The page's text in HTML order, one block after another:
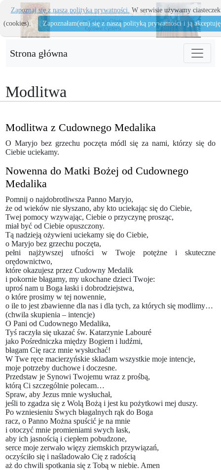
Strona główna
Modlitwa
Modlitwa z Cudownego Medalika
O Maryjo bez grzechu poczęta módl się za nami, którzy się do
Ciebie uciekamy.
Nowenna do Matki Bożej od Cudownego
Medalika
Pomnij o najdobrotliwsza Panno Maryjo,
że od wieków nie słyszano, aby kto uciekając się do Ciebie,
Twej pomocy wzywając, Ciebie o przyczynę prosząc,
miał być od Ciebie opuszczony.
Tą nadzieją ożywieni uciekamy się do Ciebie,
o Maryjo bez grzechu poczęta,
pełni najżywszej ufności w Twoje potężne i skuteczne
orędownictwo,
które okazujesz przez Cudowny Medalik
i pokornie błagamy, my ukochane dzieci Twoje:
uproś nam u Boga łaski i dobrodziejstwa,
o które prosimy w tej nowennie,
o ile to jest zbawienne dla nas i dla tych, za których się modlimy…
(chwila skupienia – intencje)
O Pani od Cudownego Medalika,
Tyś raczyła się ukazać św. Katarzynie Labouré
jako Pośredniczka między Bogiem i ludźmi,
błagam Cię racz mnie wysłuchać!
W Twe ręce macierzyńskie składam wszystkie moje intencje,
moje potrzeby duchowe i doczesne.
Przedstaw je Synowi Twojemu wraz z prośbą,
którą Ci szczególnie polecam…
Spraw, aby Jezus mnie wysłuchał,
jeśli to zgadza się z Wolą Bożą i jest ku pożytkowi mej duszy.
Po wzniesieniu Swych błagalnych rąk do Boga
racz, o Panno Można spuścić je na mnie
i otoczyć mnie promieniami swych łask,
aby ich jasnością i ciepłem pobudzone,
serce moje zerwało więzy ziemskich przywiązań,
oczyściło się i naśladowało Cię z radością
aż do chwili spotkania się z Tobą w niebie. Amen
Zapoznaj się z naszą polityka prywatności. W serwisie używamy ciasteczek
(cookies).
Zapoznałam(em) się z naszą polityką prywatności i ją